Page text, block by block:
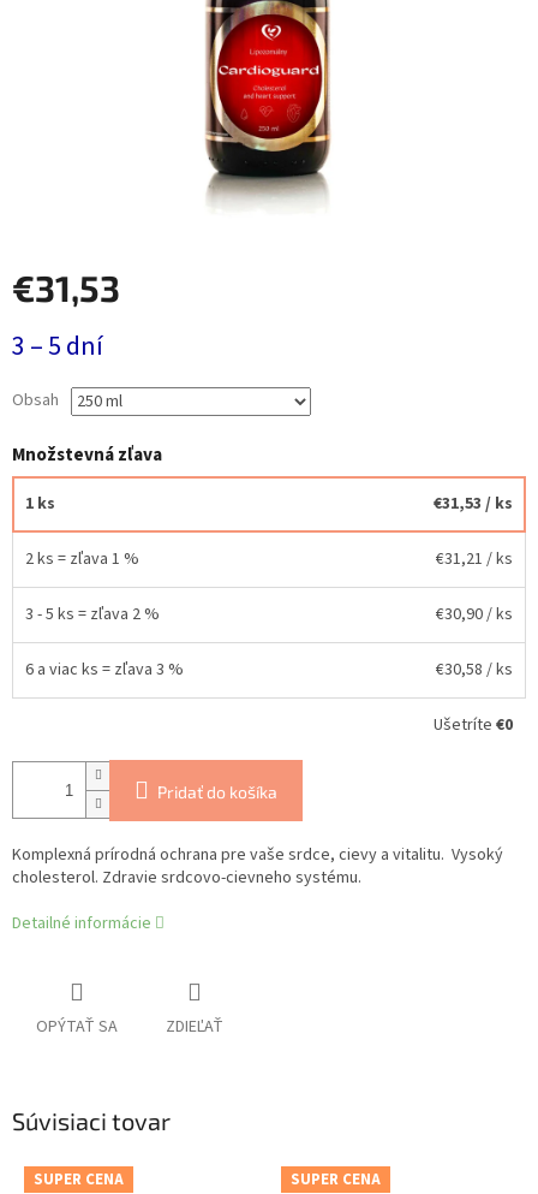
€31,53
cena:
3 – 5 dní
Obsah
Množstevná zľava
1 ks €31,53 / ks
2 ks = zľava 1 % €31,21 / ks
3 - 5 ks = zľava 2 % €30,90/ ks
6 a viac ks = zľava 3 % €30,58 / ks
Ušetríte €0
Pridať do košíka
Komplexná prírodná ochrana pre vaše srdce, cievy a vitalitu. Vysoký
cholesterol. Zdravie srdcovo-cievneho systému.
Detailné informácie
OPÝTAŤ SA ZDIEĽAŤ
Súvisiaci tovar
SUPER CENA
SUPER CENA